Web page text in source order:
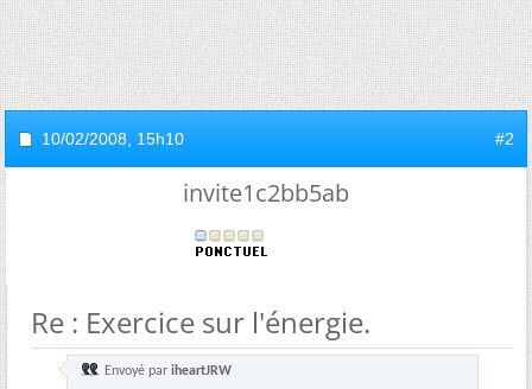
10/02/2008, 15h10 #2
invite1c2bb5ab
Re : Exercice sur l'énergie.
Envoyé par iheartJRW